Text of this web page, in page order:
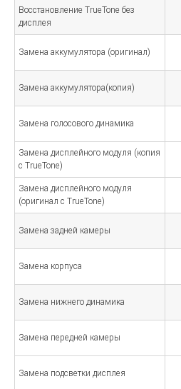
Восстановление TrueTone без
дисплея
Замена аккумулятора (оригинал)
Замена аккумулятора(копия)
Замена голосового динамика
Замена дисплейного модуля (копия
с TrueTone)
Замена дисплейного модуля
(оригинал с TrueTone)
Замена задней камеры
Замена корпуса
Замена нижнего динамика
Замена передней камеры
Замена подсветки дисплея